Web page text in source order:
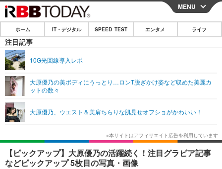
CLOSE
ホーム
IT・デジタル
ネタ
ショッピング その他
SPEED TEST
エンタメ
エンタメTOP 映画・ドラマ
韓国・芸能
音楽 スポーツ
ライフ
ライフTOP グルメ
ペット ショッピング
リリース一覧
プッシュ通知の停止方法
MENU
ホーム IT・デジタル SPEED TEST エンタメ ライフ
注目記事
10G光回線導入レポ
大原優乃の美ボディにうっとり…ロンT脱ぎかけ姿など収めた美麗カ
ットの数々
大原優乃、ウエスト＆美肩ちらりな肌見せオフショがかわいい！
【ピックアップ】大原優乃の活躍続く！注目グラビア記事
などピックアップ 5枚目の写真・画像